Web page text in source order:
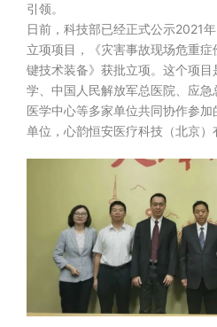
引领。
日前，科技部已经正式公示2021
立项项目，《灾害事故现场危重
键技术装备》获批立项。这个项
学、中国人民解放军总医院、应
医学中心等多家单位共同协作参
单位，心韵恒安医疗科技（北京）